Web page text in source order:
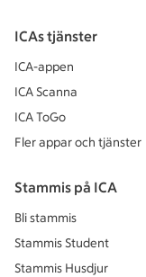
ICAs tjänster
ICA-appen
ICA Scanna
ICA ToGo
Fler appar och tjänster
Stammis på ICA
Bli stammis
Stammis Student
Stammis Husdjur